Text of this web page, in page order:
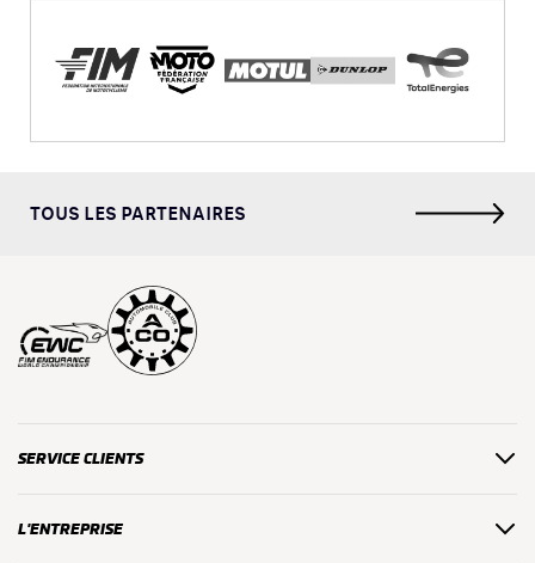
TOUS LES PARTENAIRES
SERVICE CLIENTS
L'ENTREPRISE